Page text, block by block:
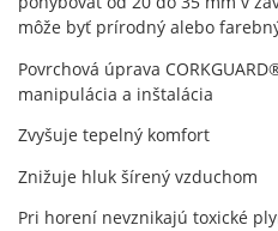
môže byť prírodný alebo
Povrchová úprava
manipulácia a inštalácia
Zvyšuje tepelný komfort
Znižuje hluk šírený vzduchom
Pri horení nevznikajú toxické